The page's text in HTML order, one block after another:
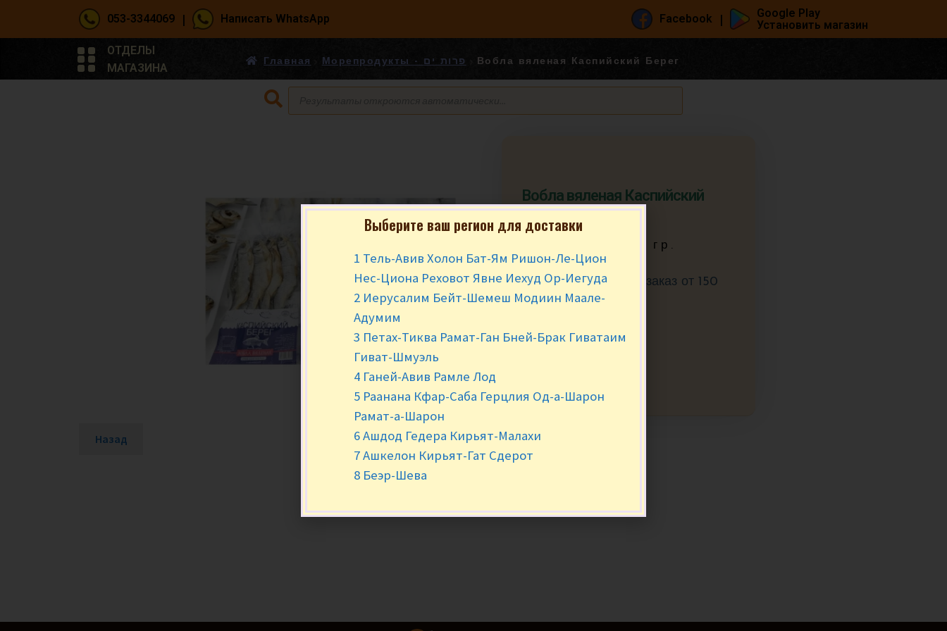
053-3344069 | Написать WhatsApp Facebook |
Google Play
Установить магазин
ОТДЕЛЫ
МАГАЗИНА
Главная Морепродукты - פרות ים Вобла вяленая Каспийский Берег
Вобла вяленая Каспийский
Берег
за 100 гр.
Цена за 100 гр. Мин заказ от 150
гр.
Нет в наличии
Назад
Выберите ваш регион для доставки
1 Тель-Авив Холон Бат-Ям Ришон-Ле-Цион
Нес-Циона Реховот Явне Иехуд Ор-Иегуда
2 Иерусалим Бейт-Шемеш Модиин Маале-
Адумим
3 Петах-Тиква Рамат-Ган Бней-Брак Гиватаим
Гиват-Шмуэль
4 Ганей-Авив Рамле Лод
5 Раанана Кфар-Саба Герцлия Од-а-Шарон
Рамат-а-Шарон
6 Ашдод Гедера Кирьят-Малахи
7 Ашкелон Кирьят-Гат Сдерот
8 Беэр-Шева